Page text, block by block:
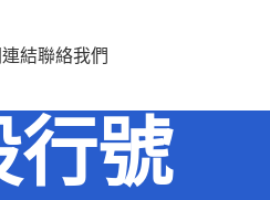
結聯絡我們
行號